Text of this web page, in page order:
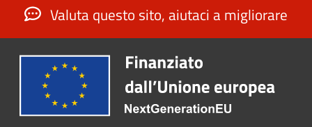
Valuta questo sito, aiutaci a migliorare